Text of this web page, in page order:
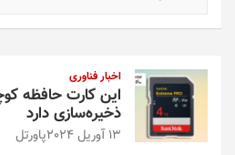
اخبار فناوری
ذخیره‌سازی دارد
13 آوریل 2024 پاورتل